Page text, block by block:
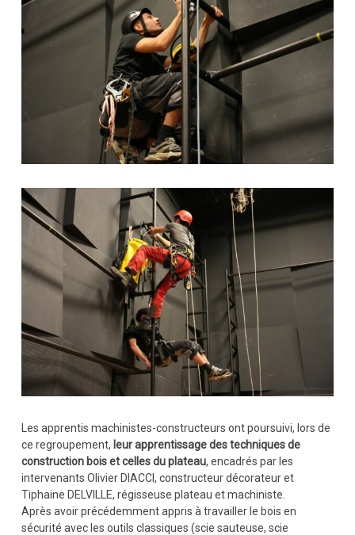
Les apprentis machinistes-constructeurs ont poursuivi, lors de
ce regroupement, leur apprentissage des techniques de
construction bois et celles du plateau, encadrés par les
intervenants Olivier DIACCI, constructeur décorateur et
Tiphaine DELVILLE, régisseuse plateau et machiniste.
Après avoir précédemment appris à travailler le bois en
sécurité avec les outils classiques (scie sauteuse, scie